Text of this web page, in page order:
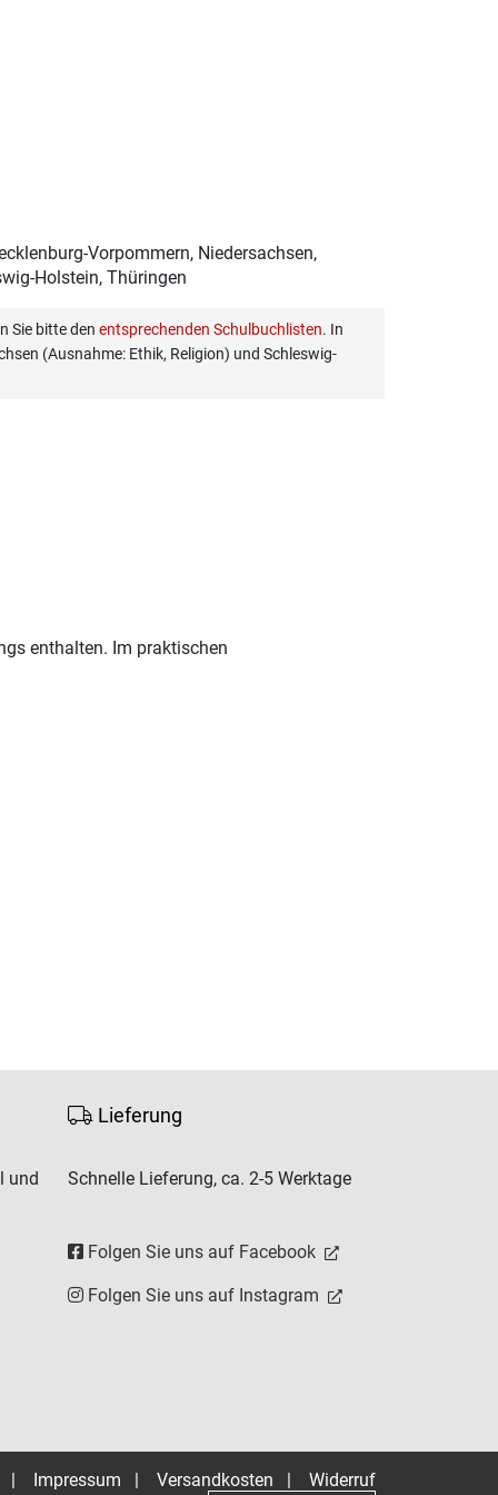
Vorpommern, Niedersachsen,
Holstein, Thüringen
Sie bitte den entsprechenden Schulbuchlisten. In
(Ausnahme: Ethik, Religion) und Schleswig-
enthalten. Im praktischen
und
Lieferung
Schnelle Lieferung, ca. 2-5 Werktage
Folgen Sie uns auf Facebook
Folgen Sie uns auf Instagram
| Impressum | Versandkosten |
Widerruf